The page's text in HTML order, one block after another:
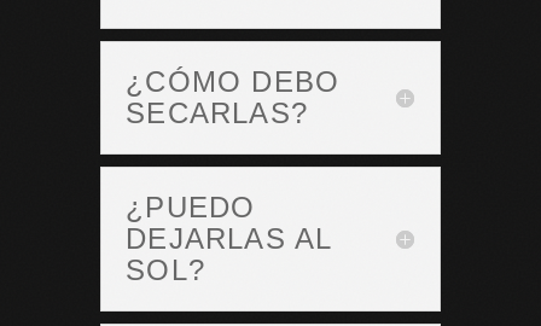
¿CÓMO DEBO
SECARLAS?
¿PUEDO
DEJARLAS AL
SOL?